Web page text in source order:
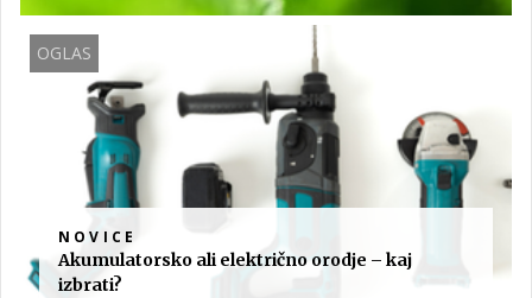
OGLAS
NOVICE
Akumulatorsko ali električno orodje – kaj
izbrati?